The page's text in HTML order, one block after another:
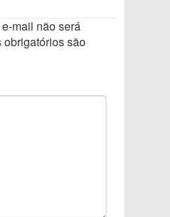
mail não será
obrigatórios são